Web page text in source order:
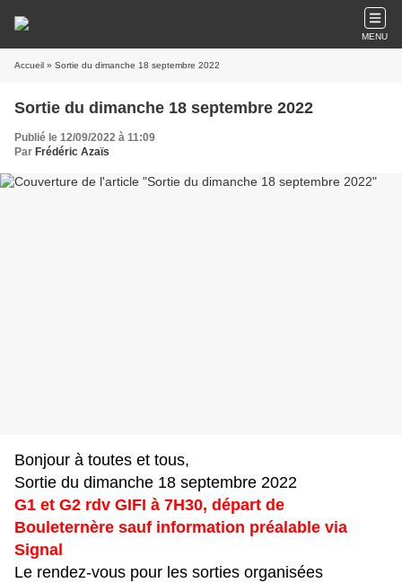
MENU
Accueil » Sortie du dimanche 18 septembre 2022
Sortie du dimanche 18 septembre 2022
Publié le 12/09/2022 à 11:09
Par Frédéric Azaïs
Bonjour à toutes et tous,
Sortie du dimanche 18 septembre 2022
G1 et G2 rdv GIFI à 7H30, départ de
Bouleternère sauf information préalable via
Signal
Le rendez-vous pour les sorties organisées